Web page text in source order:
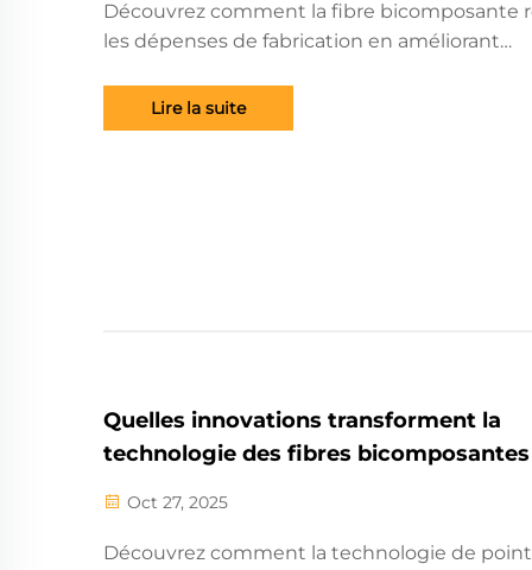
Découvrez comment la fibre bicomposante
les dépenses de fabrication en améliorant
matériaux. Découvrez les avantages en
d'économie pour les non-tissés, les textiles et
Lire la suite
Quelles innovations transforment la
technologie des fibres bicomposantes
Oct 27, 2025
Découvrez comment la technologie de